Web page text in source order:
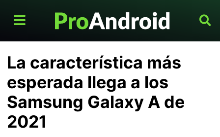
La característica más
esperada llega a los
Samsung Galaxy A de
2021